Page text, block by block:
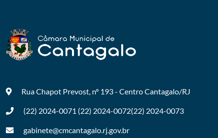
Rua Chapot Prevost, nº 193 - CentroCantagalo/RJ
(22) 2024-0071 (22) 2024-0072(22) 2024-0073
gabinete@cmcantagalo.rj.gov.br